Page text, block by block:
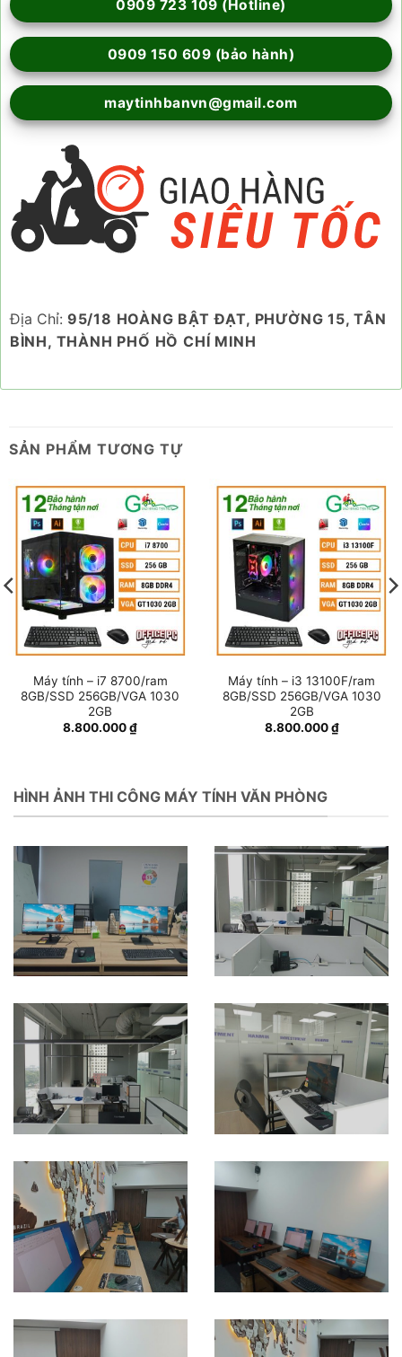
0909 723 109 (Hotline)
0909 150 609 (bảo hành)
maytinhbanvn@gmail.com
Địa Chỉ: 95/18 HOÀNG BẬT ĐẠT, PHƯỜNG 15, TÂN
BÌNH, THÀNH PHỐ HỒ CHÍ MINH
SẢN PHẨM TƯƠNG TỰ
Máy tính – i7 8700/ram
8GB/SSD 256GB/VGA 1030
2GB
8.800.000₫
Máy tính – i3 13100F/ram
8GB/SSD 256GB/VGA 1030
2GB
8.800.000₫
HÌNH ẢNH THI CÔNG MÁY TÍNH VĂN PHÒNG